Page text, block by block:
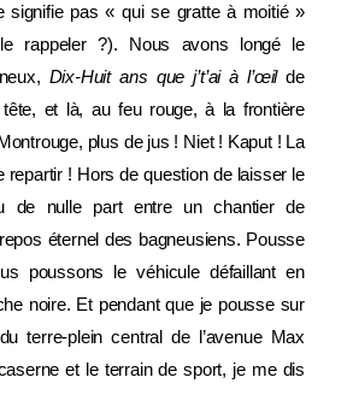
signifie pas « qui se gratte à moitié »
rappeler ?). Nous avons longé le
Dix-Huit ans que j’t’ai à l’œilde
et là, au feu rouge, à la frontière
plus de jus ! Niet ! Kaput ! La
repartir ! Hors de question de laisser le
de nulle part entre un chantier de
éternel des bagneusiens. Pousse
poussons le véhicule défaillant en
noire. Et pendant que je pousse sur
terre-plein central de l’avenue Max
et le terrain de sport, je me dis